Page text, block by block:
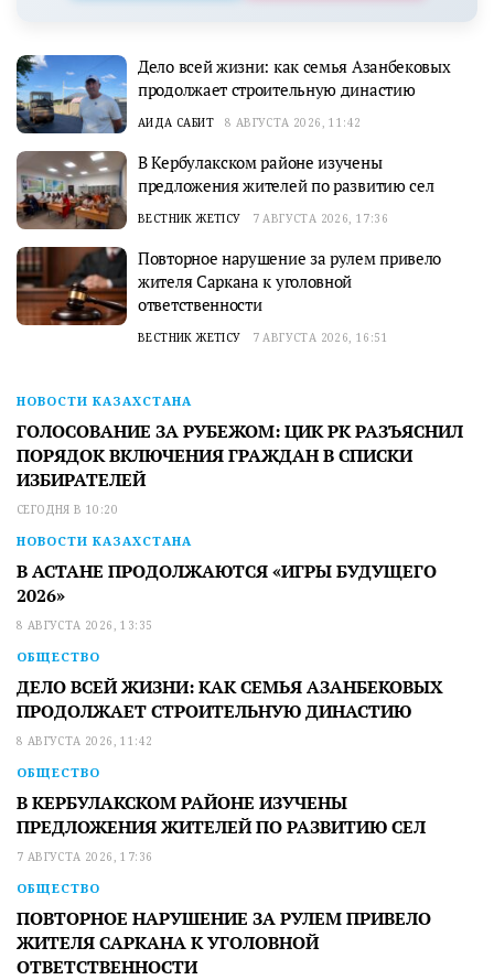
Дело всей жизни: как семья Азанбековых
продолжает строительную династию
АИДА САБИТ 8 АВГУСТА 2026, 11:42
В Кербулакском районе изучены
предложения жителей по развитию сел
ВЕСТНИК ЖЕТІСУ 7 АВГУСТА 2026, 17:36
Повторное нарушение за рулем привело
жителя Саркана к уголовной
ответственности
ВЕСТНИК ЖЕТІСУ 7 АВГУСТА 2026, 16:51
НОВОСТИ КАЗАХСТАНА
ГОЛОСОВАНИЕ ЗА РУБЕЖОМ: ЦИК РК РАЗЪЯСНИЛ
ПОРЯДОК ВКЛЮЧЕНИЯ ГРАЖДАН В СПИСКИ
ИЗБИРАТЕЛЕЙ
СЕГОДНЯ В 10:20
НОВОСТИ КАЗАХСТАНА
В АСТАНЕ ПРОДОЛЖАЮТСЯ «ИГРЫ БУДУЩЕГО
2026»
8 АВГУСТА 2026, 13:35
ОБЩЕСТВО
ДЕЛО ВСЕЙ ЖИЗНИ: КАК СЕМЬЯ АЗАНБЕКОВЫХ
ПРОДОЛЖАЕТ СТРОИТЕЛЬНУЮ ДИНАСТИЮ
8 АВГУСТА 2026, 11:42
ОБЩЕСТВО
В КЕРБУЛАКСКОМ РАЙОНЕ ИЗУЧЕНЫ
ПРЕДЛОЖЕНИЯ ЖИТЕЛЕЙ ПО РАЗВИТИЮ СЕЛ
7 АВГУСТА 2026, 17:36
ОБЩЕСТВО
ПОВТОРНОЕ НАРУШЕНИЕ ЗА РУЛЕМ ПРИВЕЛО
ЖИТЕЛЯ САРКАНА К УГОЛОВНОЙ
ОТВЕТСТВЕННОСТИ